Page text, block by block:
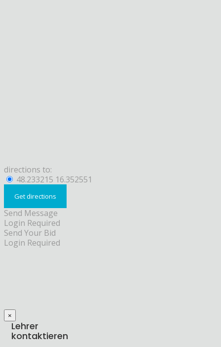
directions to:
48.233215 16.352551
Send Message
Login Required
Send Your Bid
Login Required
×
Lehrer
kontaktieren